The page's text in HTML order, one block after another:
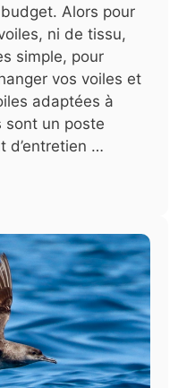
Alors pour
ni de tissu,
simple, pour
vos voiles et
adaptées à
sont un poste
d’entretien …